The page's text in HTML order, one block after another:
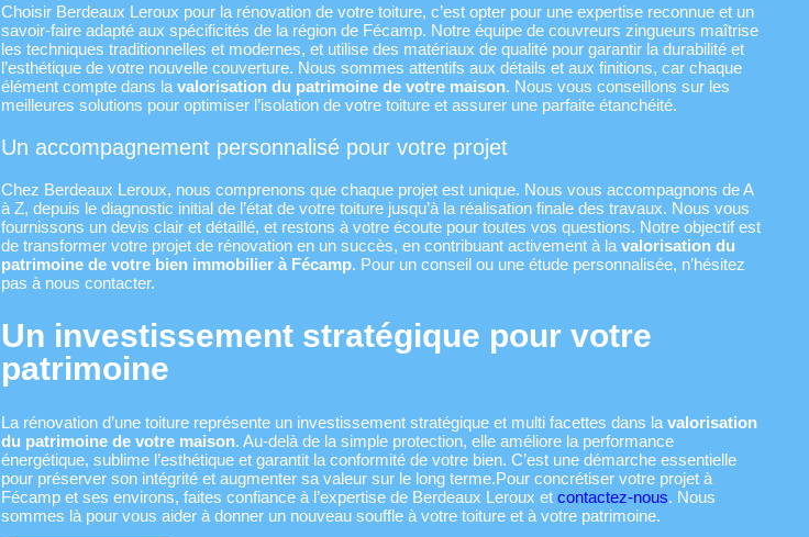
Choisir Berdeaux Leroux pour la rénovation de votre toiture, c’est opter pour une expertise reconnue et un
savoir-faire adapté aux spécificités de la région de Fécamp. Notre équipe de couvreurs zingueurs maîtrise
les techniques traditionnelles et modernes, et utilise des matériaux de qualité pour garantir la durabilité et
l’esthétique de votre nouvelle couverture. Nous sommes attentifs aux détails et aux finitions, car chaque
élément compte dans la valorisation du patrimoine de votre maison. Nous vous conseillons sur les
meilleures solutions pour optimiser l’isolation de votre toiture et assurer une parfaite étanchéité.
Un accompagnement personnalisé pour votre projet
Chez Berdeaux Leroux, nous comprenons que chaque projet est unique. Nous vous accompagnons de A
à Z, depuis le diagnostic initial de l’état de votre toiture jusqu’à la réalisation finale des travaux. Nous vous
fournissons un devis clair et détaillé, et restons à votre écoute pour toutes vos questions. Notre objectif est
de transformer votre projet de rénovation en un succès, en contribuant activement à la valorisation du
patrimoine de votre bien immobilier à Fécamp. Pour un conseil ou une étude personnalisée, n’hésitez
pas à nous contacter.
Un investissement stratégique pour votre
patrimoine
La rénovation d’une toiture représente un investissement stratégique et multi facettes dans la valorisation
du patrimoine de votre maison. Au-delà de la simple protection, elle améliore la performance
énergétique, sublime l’esthétique et garantit la conformité de votre bien. C’est une démarche essentielle
pour préserver son intégrité et augmenter sa valeur sur le long terme.Pour concrétiser votre projet à
Fécamp et ses environs, faites confiance à l’expertise de Berdeaux Leroux et contactez-nous. Nous
sommes là pour vous aider à donner un nouveau souffle à votre toiture et à votre patrimoine.